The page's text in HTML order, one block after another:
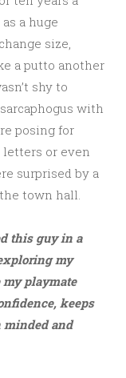
a huge
size,
a putto another
shy to
with
posing for
or even
surprised by a
town hall.
this guy in a
my
playmate
keeps
minded and